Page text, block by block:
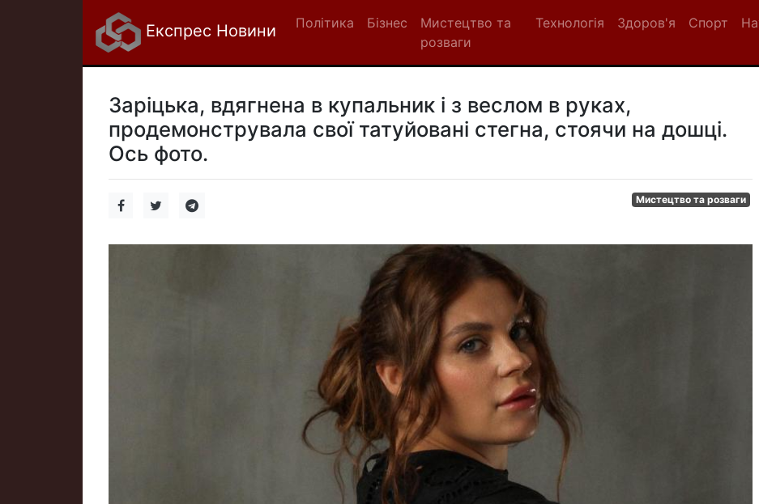
Експрес Новини Політика Бізнес
Мистецтво та
розваги
Технологія Здоров'я Спорт
Заріцька, вдягнена в купальник і з веслом в руках,
продемонструвала свої татуйовані стегна, стоячи на дошці.
Ось фото.
Мистецтво та розваги